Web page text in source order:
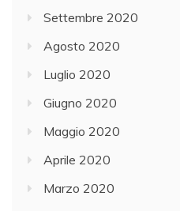
Settembre 2020
Agosto 2020
Luglio 2020
Giugno 2020
Maggio 2020
Aprile 2020
Marzo 2020